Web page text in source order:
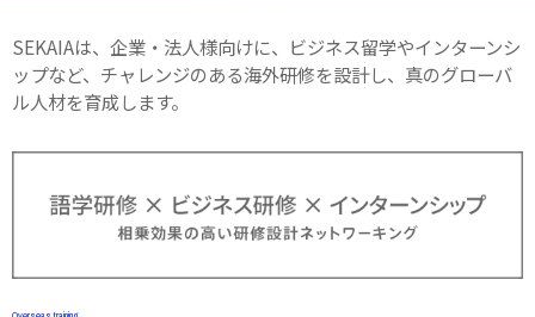
SEKAIAは、企業・法人様向けに、ビジネス留学やインターンシ
ップなど、チャレンジのある海外研修を設計し、真のグローバ
ル人材を育成します。